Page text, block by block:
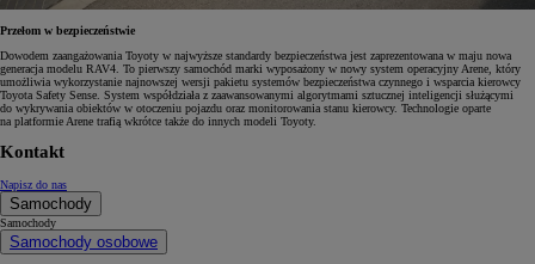
Przełom w bezpieczeństwie
Dowodem zaangażowania Toyoty w najwyższe standardy bezpieczeństwa jest zaprezentowana w maju nowa
generacja modelu RAV4. To pierwszy samochód marki wyposażony w nowy system operacyjny Arene, który
umożliwia wykorzystanie najnowszej wersji pakietu systemów bezpieczeństwa czynnego i wsparcia kierowcy
Toyota Safety Sense. System współdziała z zaawansowanymi algorytmami sztucznej inteligencji służącymi
do wykrywania obiektów w otoczeniu pojazdu oraz monitorowania stanu kierowcy. Technologie oparte
na platformie Arene trafią wkrótce także do innych modeli Toyoty.
Kontakt
Napisz do nas
Samochody
Samochody
Samochody osobowe